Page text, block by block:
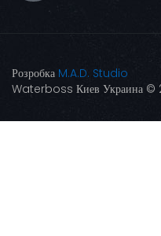
Розробка M.A.D. Studio
Waterboss Киев Украина ©